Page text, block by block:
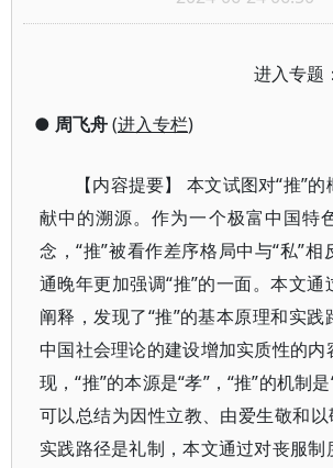
进入专题
● 周飞舟(进入专栏)
【内容提要】 本文试图对“推”
献中的溯源。作为一个极富中国特
念，“推”被看作差序格局中与“私”
通晚年更加强调“推”的一面。本文通
阐释，发现了“推”的基本原理和实践
中国社会理论的建设增加实质性的内
现，“推”的本源是“孝”，“推”的机制
可以总结为因性立教、由爱生敬和以
实践路径是礼制，本文通过对丧服制